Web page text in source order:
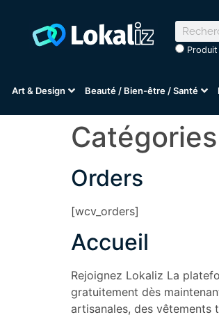
Produit
Art & Design Beauté / Bien-être / Santé
Orders
[wcv_orders]
Accueil
Rejoignez Lokaliz La
gratuitement dès
artisanales, des vêtements